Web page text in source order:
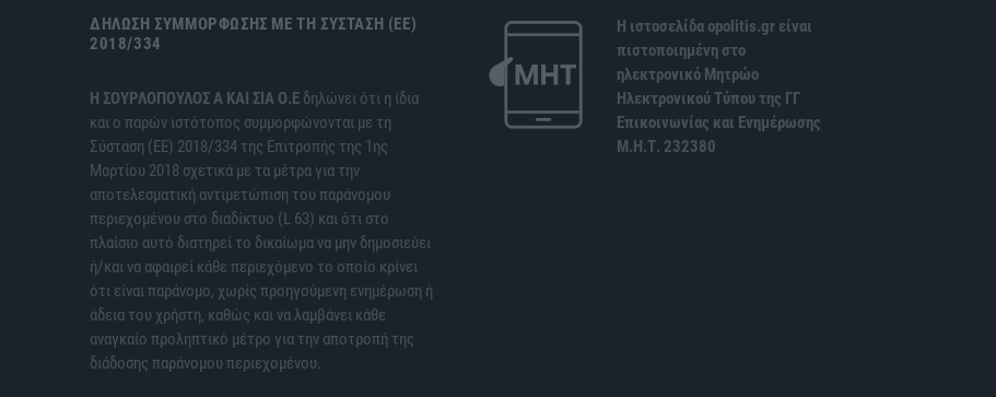
ΔΉΛΩΣΗ ΣΥΜΜΌΡΦΩΣΗΣ ΜΕ ΤΗ ΣΎΣΤΑΣΗ (ΕΕ)
2018/334
H ΣΟΥΡΛΟΠΟΥΛΟΣ Α ΚΑΙ ΣΙΑ Ο.Ε δηλώνει ότι η ίδια
και ο παρών ιστότοπος συμμορφώνονται με τη
Σύσταση (ΕΕ) 2018/334 της Επιτροπής της 1ης
Μαρτίου 2018 σχετικά με τα μέτρα για την
αποτελεσματική αντιμετώπιση του παράνομου
περιεχομένου στο διαδίκτυο (L 63) και ότι στο
πλαίσιο αυτό διατηρεί το δικαίωμα να μην δημοσιεύει
ή/και να αφαιρεί κάθε περιεχόμενο το οποίο κρίνει
ότι είναι παράνομο, χωρίς προηγούμενη ενημέρωση ή
άδεια του χρήστη, καθώς και να λαμβάνει κάθε
αναγκαίο προληπτικό μέτρο για την αποτροπή της
διάδοσης παράνομου περιεχομένου.
Η ιστοσελίδα opolitis.gr είναι
πιστοποιημένη στο
ηλεκτρονικό Μητρώο
Ηλεκτρονικού Τύπου της ΓΓ
Επικοινωνίας και Ενημέρωσης
Μ.Η.Τ. 232380